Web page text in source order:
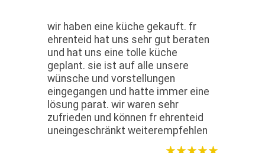
wir haben eine küche gekauft. fr
ehrenteid hat uns sehr gut beraten
und hat uns eine tolle küche
geplant. sie ist auf alle unsere
wünsche und vorstellungen
eingegangen und hatte immer eine
lösung parat. wir waren sehr
zufrieden und können fr ehrenteid
uneingeschränkt weiterempfehlen